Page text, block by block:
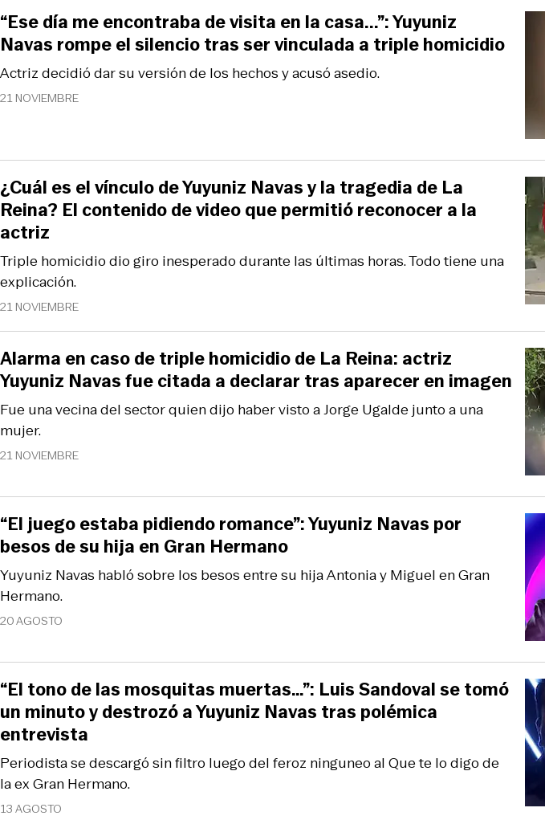
21 NOVIEMBRE
Actriz decidió dar su versión de los hechos y acusó asedio.
“Ese día me encontraba de visita en la casa...”: Yuyuniz
Navas rompe el silencio tras ser vinculada a triple homicidio
21 NOVIEMBRE
Triple homicidio dio giro inesperado durante las últimas horas. Todo tiene una
explicación.
¿Cuál es el vínculo de Yuyuniz Navas y la tragedia de La
Reina? El contenido de video que permitió reconocer a la
actriz
21 NOVIEMBRE
Fue una vecina del sector quien dijo haber visto a Jorge Ugalde junto a una
mujer.
Alarma en caso de triple homicidio de La Reina: actriz
Yuyuniz Navas fue citada a declarar tras aparecer en imagen
20 AGOSTO
Yuyuniz Navas habló sobre los besos entre su hija Antonia y Miguel en Gran
Hermano.
“El juego estaba pidiendo romance”: Yuyuniz Navas por
besos de su hija en Gran Hermano
13 AGOSTO
Periodista se descargó sin filtro luego del feroz ninguneo al Que te lo digo de
la ex Gran Hermano.
“El tono de las mosquitas muertas…”: Luis Sandoval se tomó
un minuto y destrozó a Yuyuniz Navas tras polémica
entrevista